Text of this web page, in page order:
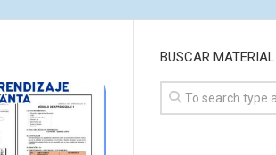
BUSCAR MATERIAL